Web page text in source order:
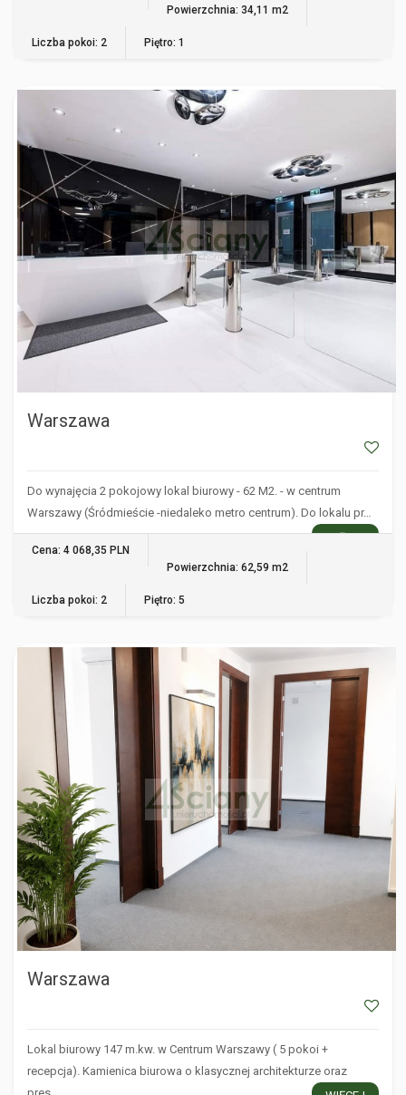
Powierzchnia: 34,11 m2
Liczba pokoi: 2 Piętro: 1
WARSZAWA
Warszawa
Do wynajęcia 2 pokojowy lokal biurowy - 62 M2. - w centrum
Warszawy (Śródmieście -niedaleko metro centrum). Do lokalu pr…
WIĘCEJ
Cena: 4 068,35 PLN
Powierzchnia: 62,59 m2
Liczba pokoi: 2 Piętro: 5
WARSZAWA
Warszawa
Lokal biurowy 147 m.kw. w Centrum Warszawy ( 5 pokoi +
recepcja). Kamienica biurowa o klasycznej architekturze oraz